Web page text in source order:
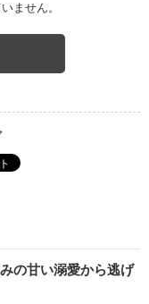
ません。
の甘い溺愛から逃げ